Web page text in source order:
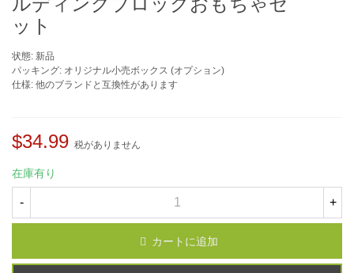
ット
状態: 新品
パッキング: オリジナル小売ボックス (オプション)
仕様: 他のブランドと互換性があります
$34.99 税がありません
在庫有り
- +
カートに追加